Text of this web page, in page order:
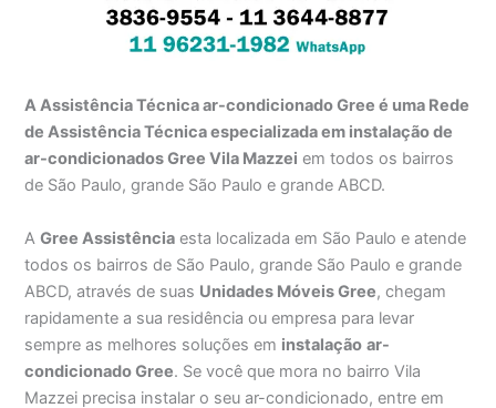
A Assistência Técnica ar-condicionado Gree é uma Rede
de Assistência Técnica especializada em instalação de
ar-condicionados Gree Vila Mazzei em todos os bairros
de São Paulo, grande São Paulo e grande ABCD.
AGree Assistência esta localizada em São Paulo e atende
todos os bairros de São Paulo, grande São Paulo e grande
ABCD, através de suas Unidades Móveis Gree, chegam
rapidamente a sua residência ou empresa para levar
sempre as melhores soluções em instalação ar-
condicionado Gree. Se você que mora no bairro Vila
Mazzei precisa instalar o seu ar-condicionado, entre em